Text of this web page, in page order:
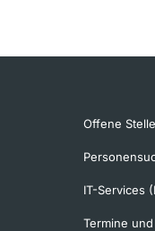
Offene
IT-Services
Termine